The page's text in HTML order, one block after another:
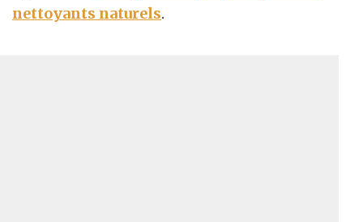
nettoyants naturels.